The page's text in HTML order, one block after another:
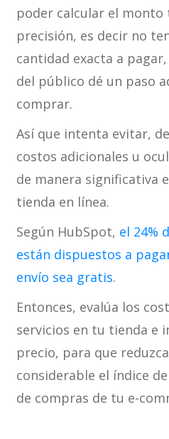
poder calcular el
precisión, es decir no
cantidad exacta a
del público dé un paso
comprar.
Así que intenta evitar,
costos adicionales u
de manera significativa
tienda en línea.
Según HubSpot, el 24%
están dispuestos a
envío sea gratis.
Entonces, evalúa los
servicios en tu tienda e
precio, para que
considerable el índice
de compras de tu e-